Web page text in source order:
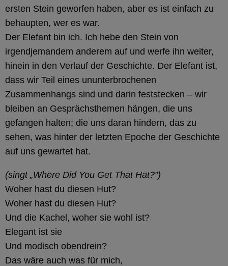
ersten Stein geworfen haben, aber es ist einfach zu
behaupten, wer es war.
Der Elefant bin ich. Ich hebe den Stein von
irgendjemandem anderem auf und werfe ihn weiter,
hinein in den Verlauf der Geschichte. Der Elefant ist,
dass wir Teil eines ununterbrochenen
Zusammenhangs sind und darin feststecken – wir
bleiben an Gesprächsthemen hängen, die uns
gefangen halten; die uns daran hindern, das zu
sehen, was hinter der letzten Epoche der Geschichte
auf uns gewartet hat.
(singt „Where Did You Get That Hat?”)
Woher hast du diesen Hut?
Woher hast du diesen Hut?
Und die Kachel, woher sie wohl ist?
Elegant ist sie
Und modisch obendrein?
Das wäre auch was für mich,